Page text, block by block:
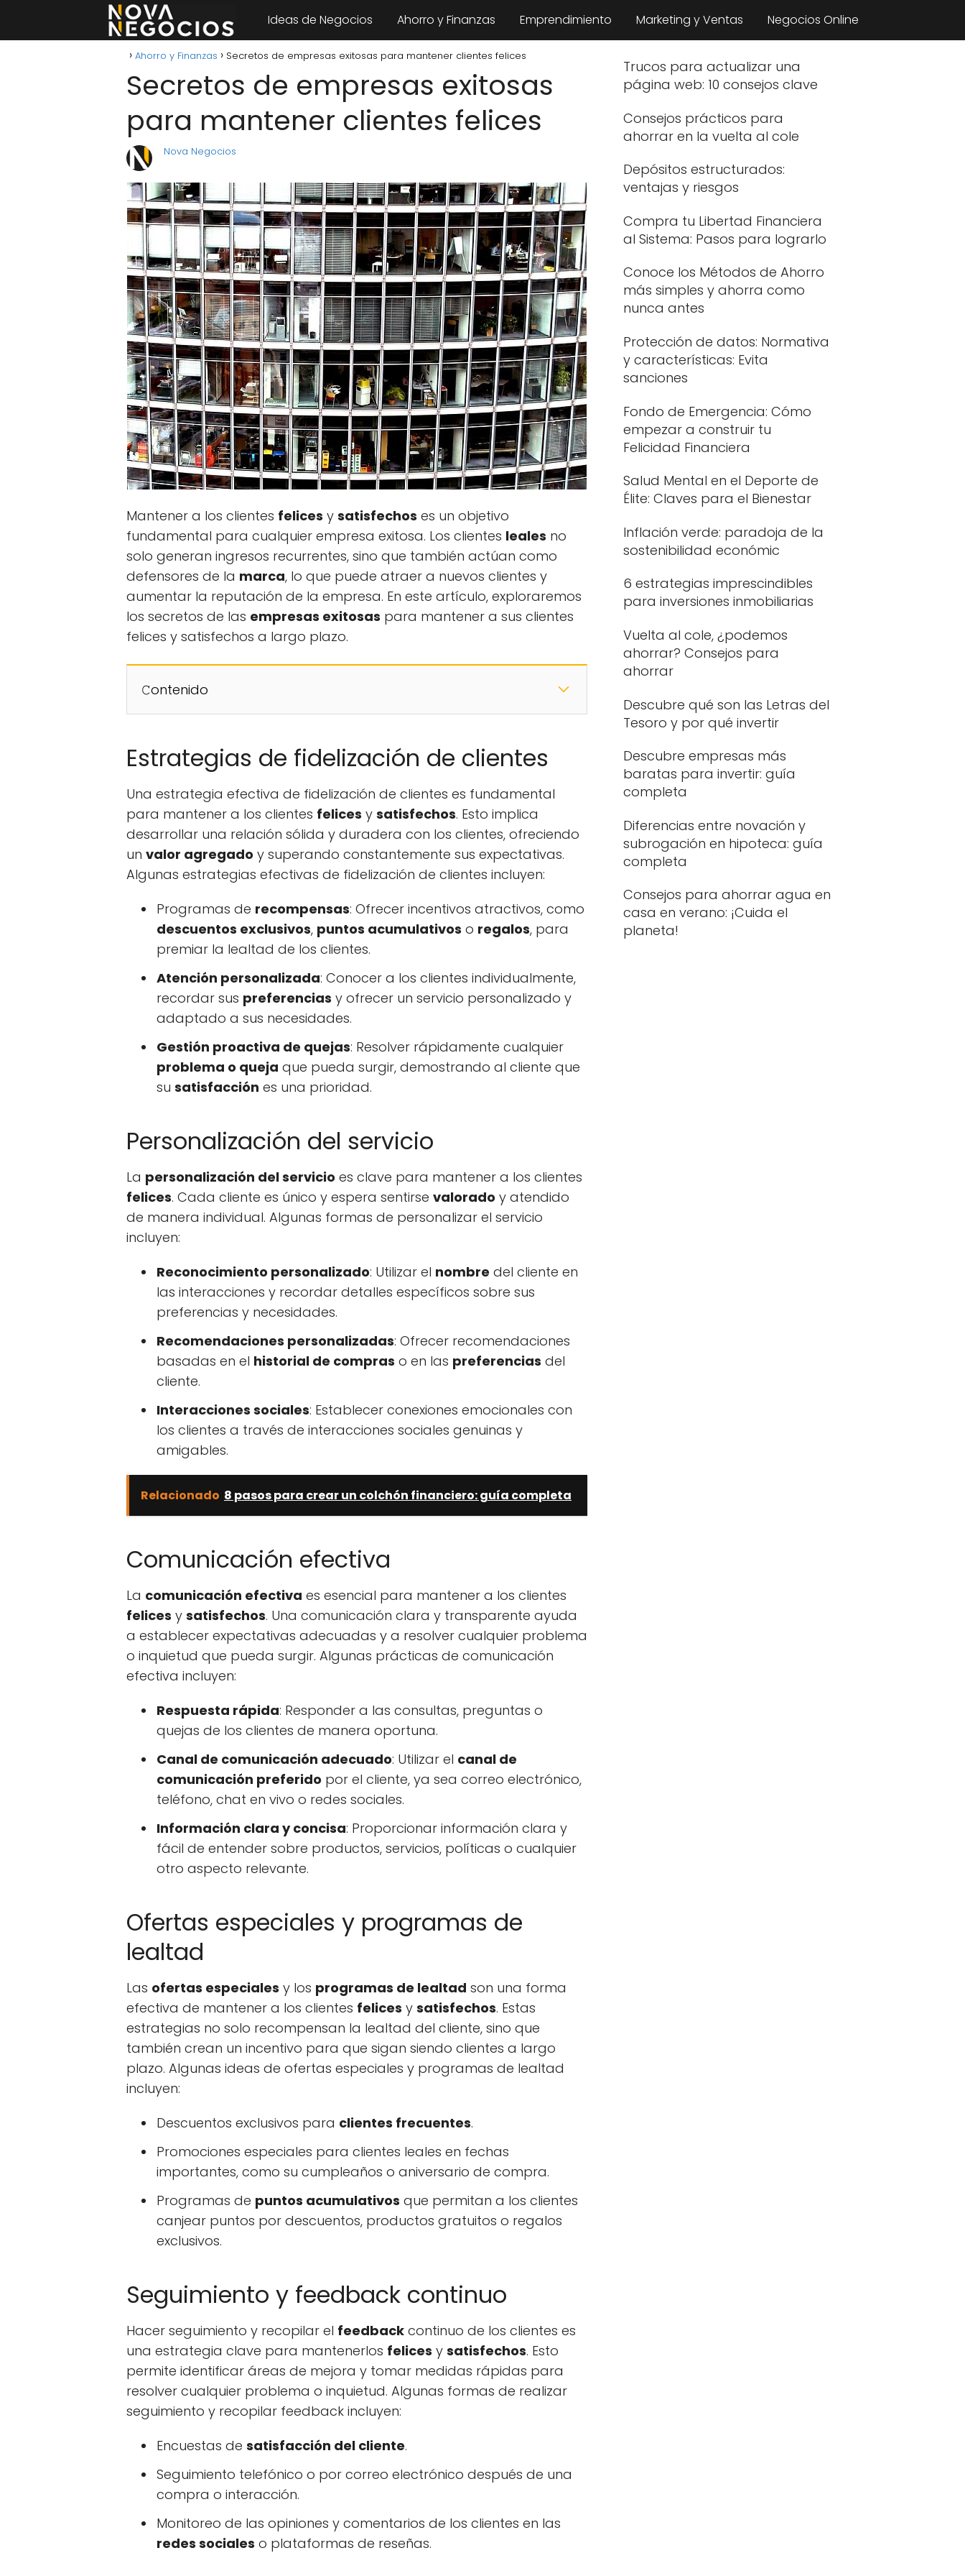
Ideas de Negocios Ahorro y Finanzas Emprendimiento Marketing y Ventas Negocios Online
Ahorro y Finanzas Secretos de empresas exitosas para mantener clientes felices
Secretos de empresas exitosas
para mantener clientes felices
Nova Negocios
Mantener a los clientes felices y satisfechos es un objetivo
fundamental para cualquier empresa exitosa. Los clientes leales no
solo generan ingresos recurrentes, sino que también actúan como
defensores de la marca, lo que puede atraer a nuevos clientes y
aumentar la reputación de la empresa. En este artículo, exploraremos
los secretos de las empresas exitosas para mantener a sus clientes
felices y satisfechos a largo plazo.
𝙲ontenido
Estrategias de fidelización de clientes
Una estrategia efectiva de fidelización de clientes es fundamental
para mantener a los clientes felices y satisfechos. Esto implica
desarrollar una relación sólida y duradera con los clientes, ofreciendo
un valor agregado y superando constantemente sus expectativas.
Algunas estrategias efectivas de fidelización de clientes incluyen:
Programas de recompensas: Ofrecer incentivos atractivos, como
descuentos exclusivos, puntos acumulativos o regalos, para
premiar la lealtad de los clientes.
Atención personalizada: Conocer a los clientes individualmente,
recordar sus preferencias y ofrecer un servicio personalizado y
adaptado a sus necesidades.
Gestión proactiva de quejas: Resolver rápidamente cualquier
problema o queja que pueda surgir, demostrando al cliente que
su satisfacción es una prioridad.
Personalización del servicio
La personalización del servicio es clave para mantener a los clientes
felices. Cada cliente es único y espera sentirse valorado y atendido
de manera individual. Algunas formas de personalizar el servicio
incluyen:
Reconocimiento personalizado: Utilizar el nombre del cliente en
las interacciones y recordar detalles específicos sobre sus
preferencias y necesidades.
Recomendaciones personalizadas: Ofrecer recomendaciones
basadas en el historial de compras o en las preferencias del
cliente.
Interacciones sociales: Establecer conexiones emocionales con
los clientes a través de interacciones sociales genuinas y
amigables.
Relacionado 8 pasos para crear un colchón financiero: guía completa
Comunicación efectiva
La comunicación efectiva es esencial para mantener a los clientes
felices y satisfechos. Una comunicación clara y transparente ayuda
a establecer expectativas adecuadas y a resolver cualquier problema
o inquietud que pueda surgir. Algunas prácticas de comunicación
efectiva incluyen:
Respuesta rápida: Responder a las consultas, preguntas o
quejas de los clientes de manera oportuna.
Canal de comunicación adecuado: Utilizar el canal de
comunicación preferido por el cliente, ya sea correo electrónico,
teléfono, chat en vivo o redes sociales.
Información clara y concisa: Proporcionar información clara y
fácil de entender sobre productos, servicios, políticas o cualquier
otro aspecto relevante.
Ofertas especiales y programas de
lealtad
Las ofertas especiales y los programas de lealtad son una forma
efectiva de mantener a los clientes felices y satisfechos. Estas
estrategias no solo recompensan la lealtad del cliente, sino que
también crean un incentivo para que sigan siendo clientes a largo
plazo. Algunas ideas de ofertas especiales y programas de lealtad
incluyen:
Descuentos exclusivos para clientes frecuentes.
Promociones especiales para clientes leales en fechas
importantes, como su cumpleaños o aniversario de compra.
Programas de puntos acumulativos que permitan a los clientes
canjear puntos por descuentos, productos gratuitos o regalos
exclusivos.
Seguimiento y feedback continuo
Hacer seguimiento y recopilar el feedback continuo de los clientes es
una estrategia clave para mantenerlos felices y satisfechos. Esto
permite identificar áreas de mejora y tomar medidas rápidas para
resolver cualquier problema o inquietud. Algunas formas de realizar
seguimiento y recopilar feedback incluyen:
Encuestas de satisfacción del cliente.
Seguimiento telefónico o por correo electrónico después de una
compra o interacción.
Monitoreo de las opiniones y comentarios de los clientes en las
redes sociales o plataformas de reseñas.
Trucos para actualizar una
página web: 10 consejos clave
Consejos prácticos para
ahorrar en la vuelta al cole
Depósitos estructurados:
ventajas y riesgos
Compra tu Libertad Financiera
al Sistema: Pasos para lograrlo
Conoce los Métodos de Ahorro
más simples y ahorra como
nunca antes
Protección de datos: Normativa
y características: Evita
sanciones
Fondo de Emergencia: Cómo
empezar a construir tu
Felicidad Financiera
Salud Mental en el Deporte de
Élite: Claves para el Bienestar
Inflación verde: paradoja de la
sostenibilidad económic
6 estrategias imprescindibles
para inversiones inmobiliarias
Vuelta al cole, ¿podemos
ahorrar? Consejos para
ahorrar
Descubre qué son las Letras del
Tesoro y por qué invertir
Descubre empresas más
baratas para invertir: guía
completa
Diferencias entre novación y
subrogación en hipoteca: guía
completa
Consejos para ahorrar agua en
casa en verano: ¡Cuida el
planeta!